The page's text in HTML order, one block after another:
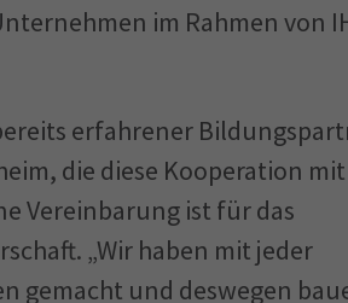
im Rahmen von
erfahrener
die diese Kooperation
Vereinbarung ist für das
„Wir haben mit jeder
gemacht und deswegen